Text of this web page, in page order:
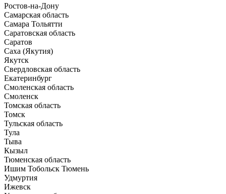
Ростов-на-Дону
Самарская область
Самара Тольятти
Саратовская область
Саратов
Саха (Якутия)
Якутск
Свердловская область
Екатеринбург
Смоленская область
Смоленск
Томская область
Томск
Тульская область
Тула
Тыва
Кызыл
Тюменская область
Ишим Тобольск Тюмень
Удмуртия
Ижевск